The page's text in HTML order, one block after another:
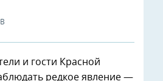
и гости Красной
редкое явление —